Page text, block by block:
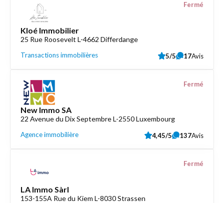
Kloé Immobilier
25 Rue Roosevelt L-4662 Differdange
Transactions immobilières
Fermé
5/5 17Avis
New Immo SA
22 Avenue du Dix Septembre L-2550 Luxembourg
Agence immobilière
Fermé
4,45/5 137Avis
LA Immo Sàrl
153-155A Rue du Kiem L-8030 Strassen
Fermé